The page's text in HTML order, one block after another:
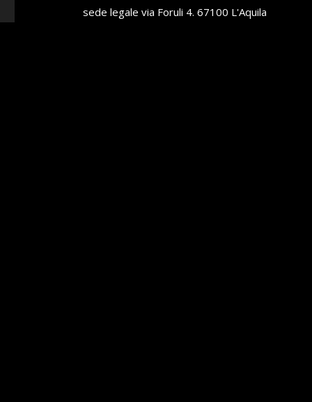
sede legale via Foruli 4. 67100 L'Aquila